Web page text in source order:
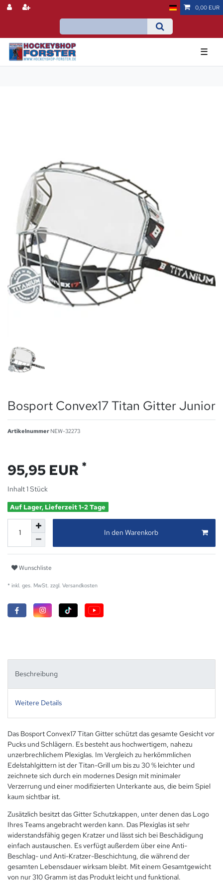
0,00 EUR
☰
Bosport Convex17 Titan Gitter Junior
Artikelnummer NEW-32273
95,95 EUR *
Inhalt1Stück
Auf Lager, Lieferzeit 1-2 Tage
In den Warenkorb
Wunschliste
* inkl. ges. MwSt. zzgl. Versandkosten
Beschreibung
Weitere Details
Das Bosport Convex17 Titan Gitter schützt das gesamte Gesicht vor
Pucks und Schlägern. Es besteht aus hochwertigem, nahezu
unzerbrechlichem Plexiglas. Im Vergleich zu herkömmlichen
Edelstahlgittern ist der Titan-Grill um bis zu 30 % leichter und
zeichnete sich durch ein modernes Design mit minimaler
Verzerrung und einer modifizierten Unterkante aus, die beim Spiel
kaum sichtbar ist.
Zusätzlich besitzt das Gitter Schutzkappen, unter denen das Logo
Ihres Teams angebracht werden kann. Das Plexiglas ist sehr
widerstandsfähig gegen Kratzer und lässt sich bei Beschädigung
einfach austauschen. Es verfügt außerdem über eine Anti-
Beschlag- und Anti-Kratzer-Beschichtung, die während der
gesamten Lebensdauer wirksam bleibt. Mit einem Gesamtgewicht
von nur 310 Gramm ist das Produkt leicht und funktional.